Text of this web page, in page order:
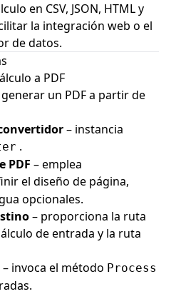
en CSV, JSON, HTML y
la integración web o el
de datos.
a PDF
un PDF a partir de
– instancia
.
PDF – emplea
el diseño de página,
opcionales.
– proporciona la ruta
de entrada y la ruta
– invoca el método Process